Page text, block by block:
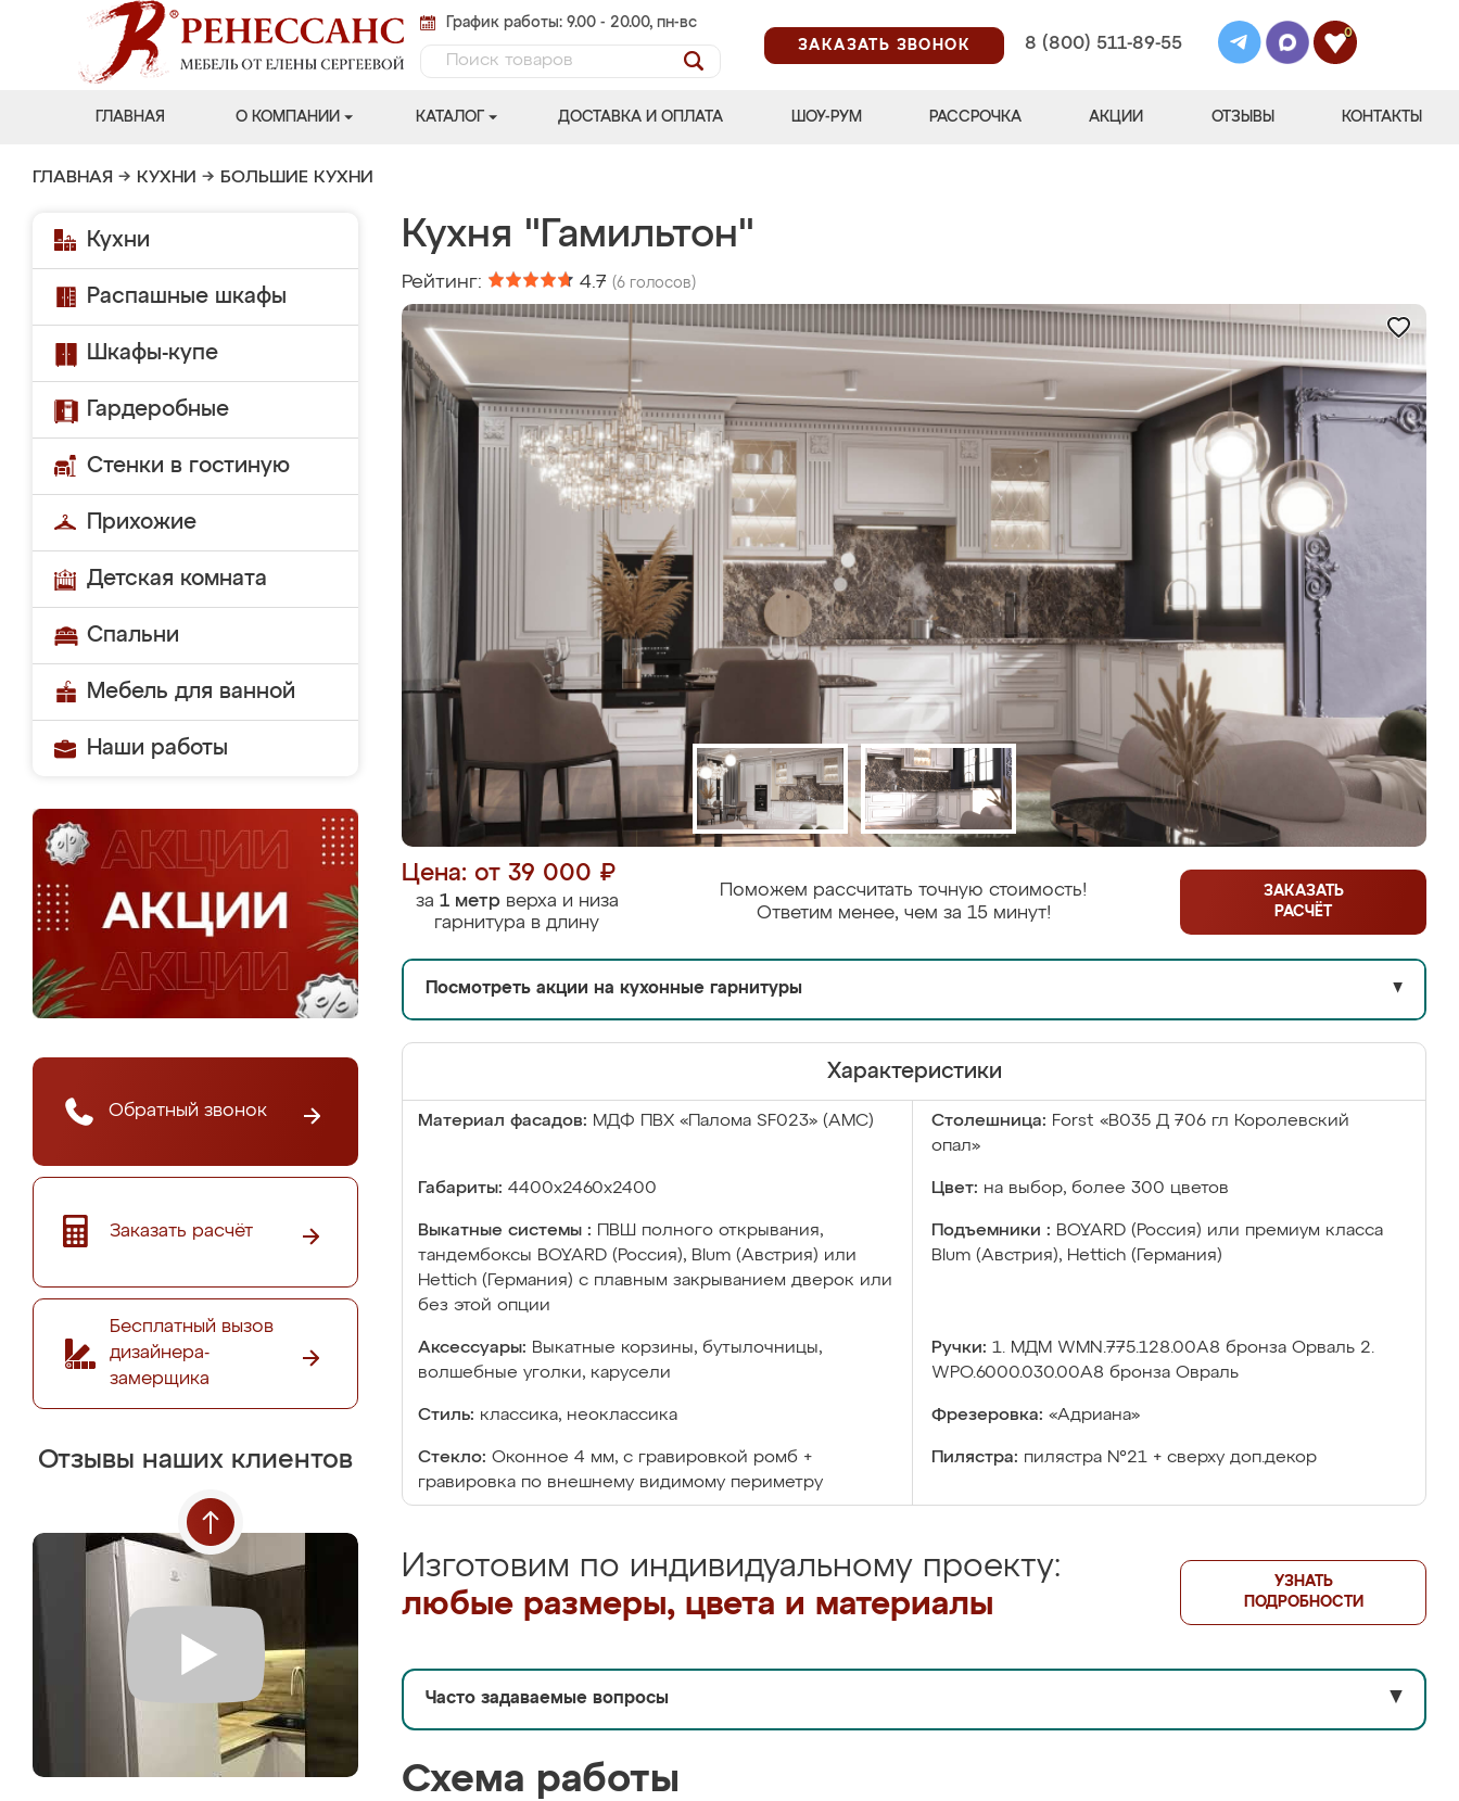
График работы: 9.00 - 20.00, пн-вс
ЗАКАЗАТЬ ЗВОНОК
8 (800) 511-89-55
0
ГЛАВНАЯ О КОМПАНИИ КАТАЛОГ ДОСТАВКА И ОПЛАТА ШОУ-РУМ РАССРОЧКА АКЦИИ ОТЗЫВЫ КОНТАКТЫ
ГЛАВНАЯ → КУХНИ → БОЛЬШИЕ КУХНИ
Кухни
Распашные шкафы
Шкафы-купе
Гардеробные
Стенки в гостиную
Прихожие
Детская комната
Спальни
Мебель для ванной
Наши работы
Обратный звонок
Заказать расчёт
Бесплатный вызов
дизайнера-
замерщика
Отзывы наших клиентов
Кухня "Гамильтон"
Рейтинг: 4.7 (6 голосов)
Цена: от 39 000 ₽
за 1 метрверха и низа
гарнитура в длину
Поможем рассчитать точную стоимость!
Ответим менее, чем за 15 минут!
ЗАКАЗАТЬ
РАСЧЁТ
Посмотреть акции на кухонные гарнитуры ▼
Характеристики
Материал фасадов: МДФ ПВХ «Палома SF023» (АМС) Столешница: Forst «В035 Д 706 гл Королевский
опал»
Габариты: 4400х2460х2400 Цвет: на выбор, более 300 цветов
Выкатные системы :
ПВШ полного открывания,
тандембоксы BOYARD (Россия), Blum (Австрия) или
Hettich (Германия) с плавным закрыванием дверок или
без этой опции
Подъемники : BOYARD (Россия) или премиум класса
Blum (Австрия), Hettich (Германия)
Аксессуары: Выкатные корзины, бутылочницы,
волшебные уголки, карусели
Ручки: 1. МДМ WMN.775.128.00A8 бронза Орваль 2.
WPO.6000.030.00A8 бронза Овраль
Стиль: классика, неоклассика Фрезеровка: «Адриана»
Стекло: Оконное 4 мм, с гравировкой ромб +
гравировка по внешнему видимому периметру
Пилястра: пилястра №21 + сверху доп.декор
Изготовим по индивидуальному проекту:
любые размеры, цвета и материалы
УЗНАТЬ
ПОДРОБНОСТИ
Часто задаваемые вопросы ▼
Схема работы